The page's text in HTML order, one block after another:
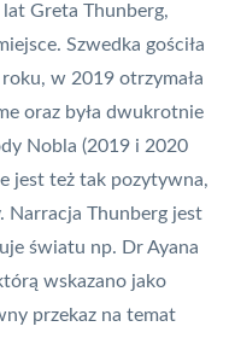
Greta Thunberg,
Szwedka gościła
w 2019 otrzymała
oraz była dwukrotnie
Nobla (2019 i 2020
jest też tak pozytywna,
Narracja Thunberg jest
światu np. Dr Ayana
wskazano jako
przekaz na temat